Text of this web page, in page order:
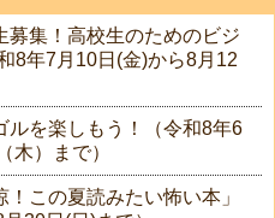
募集！高校生のためのビジ
8年7月10日(金)から8月12
ルを楽しもう！（令和8年6
木）まで）
！この夏読みたい怖い本」